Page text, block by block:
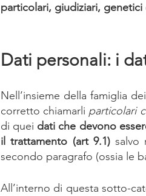
particolari, giudiziari,
Dati personali: i
Nell’insieme della famiglia
corretto chiamarli particolari
di quei dati che devono
il trattamento (art 9.1) salvo
secondo paragrafo (ossia le
All’interno di questa sotto-